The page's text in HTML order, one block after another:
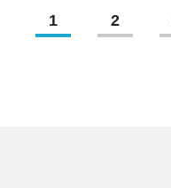
1 2